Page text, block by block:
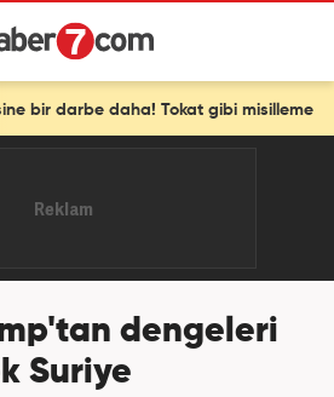
gibi misilleme
dengeleri
Suriye